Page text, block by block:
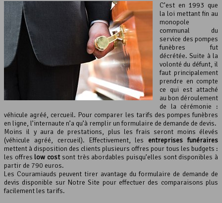
C’est en 1993 que
la loi mettant fin au
monopole
communal du
service des pompes
funèbres fut
décrétée. Suite à la
volonté du défunt, il
faut principalement
prendre en compte
ce qui est attaché
au bon déroulement
de la cérémonie :
véhicule agréé, cercueil. Pour comparer les tarifs des pompes funèbres
en ligne, l’internaute n’a qu’à remplir un formulaire de demande de devis.
Moins il y aura de prestations, plus les frais seront moins élevés
(véhicule agréé, cercueil). Effectivement, les entreprises funéraires
mettent à disposition des clients plusieurs offres pour tous les budgets :
les offres low costsont très abordables puisqu’elles sont disponibles à
partir de 790 euros.
Les Couramiauds peuvent tirer avantage du formulaire de demande de
devis disponible sur Notre Site pour effectuer des comparaisons plus
facilement les tarifs.